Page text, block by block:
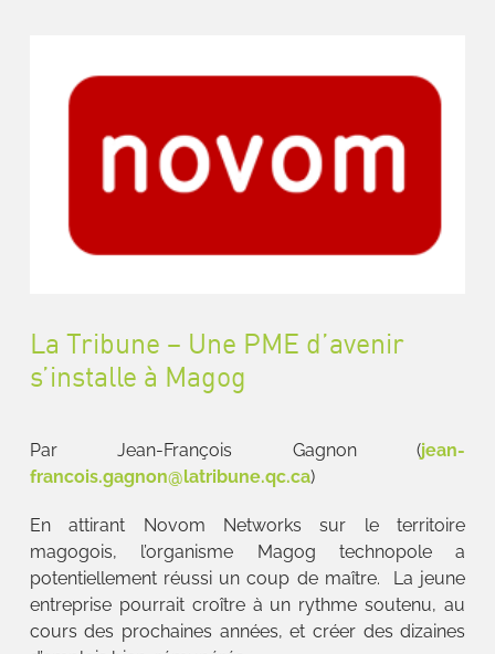
La Tribune – Une PME d’avenir
s’installe à Magog
Par Jean-François Gagnon (jean-
francois.gagnon@latribune.qc.ca)
En attirant Novom Networks sur le territoire
magogois, l’organisme Magog technopole a
potentiellement réussi un coup de maître. La jeune
entreprise pourrait croître à un rythme soutenu, au
cours des prochaines années, et créer des dizaines